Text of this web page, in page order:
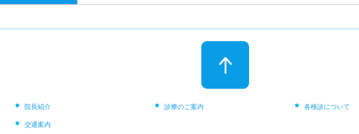
院長紹介 診療のご案内 各検診について
交通案内